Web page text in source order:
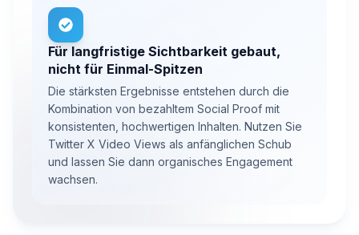
Für langfristige Sichtbarkeit gebaut,
nicht für Einmal-Spitzen
Die stärksten Ergebnisse entstehen durch die
Kombination von bezahltem Social Proof mit
konsistenten, hochwertigen Inhalten. Nutzen Sie
Twitter X Video Views als anfänglichen Schub
und lassen Sie dann organisches Engagement
wachsen.